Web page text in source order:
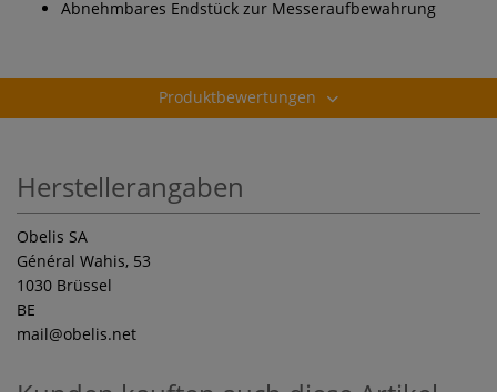
Abnehmbares Endstück zur Messeraufbewahrung
Produktbewertungen
Herstellerangaben
Obelis SA
Général Wahis, 53
1030 Brüssel
BE
mail@obelis.net